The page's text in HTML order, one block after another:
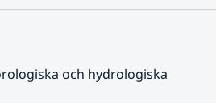
och hydrologiska